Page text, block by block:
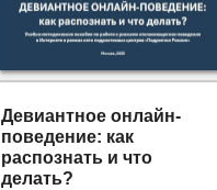
Девиантное онлайн-
поведение: как
распознать и что
делать?